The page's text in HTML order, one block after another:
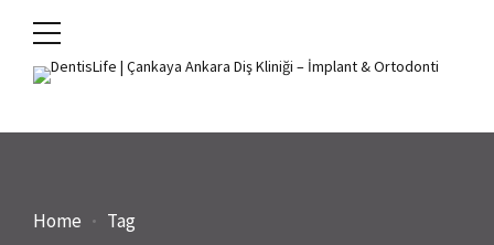
Home Tag